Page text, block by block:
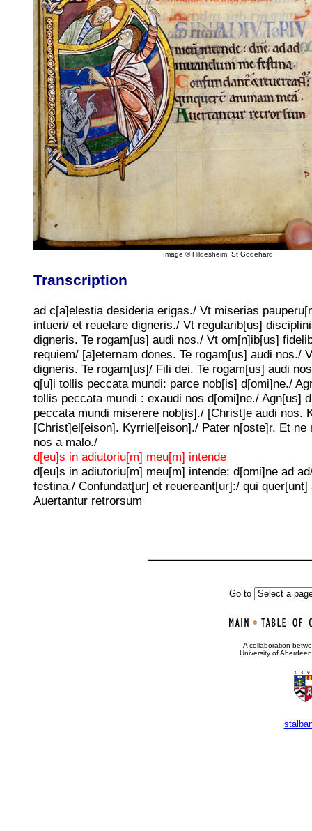
Image © Hildesheim, St Godehard
Transcription
ad c[a]elestia desideria erigas./ Vt miserias
intueri/ et reuelare digneris./ Vt regularib[us]
digneris. Te rogam[us] audi nos./ Vt om[n]ib[us]
requiem/ [a]eternam dones. Te rogam[us] audi nos./
digneris. Te rogam[us]/ Fili dei. Te rogam[us] audi
q[u]i tollis peccata mundi: parce nob[is] d[omi]ne./
tollis peccata mundi : exaudi nos d[omi]ne./ Agn[us]
peccata mundi miserere nob[is]./ [Christ]e audi nos.
[Christ]el[eison]. Kyrriel[eison]./ Pater n[oste]r. Et ne
nos a malo./
d[eu]s in adiutoriu[m] meu[m] intende
d[eu]s in adiutoriu[m] meu[m] intende: d[omi]ne ad
festina./ Confundat[ur] et reuereant[ur]:/ qui quer[unt]
Auertantur retrorsum
Go to
•
A collaboration
University of